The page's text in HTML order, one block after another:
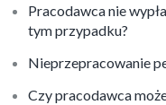
Pracodawca nie
tym przypadku?
Nieprzepracowanie
Czy pracodawca